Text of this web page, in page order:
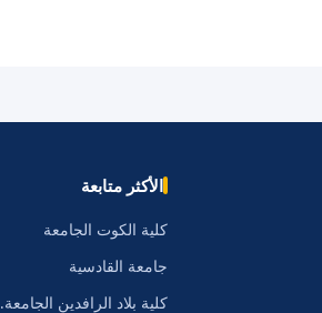
الأكثر متابعة
كلية الكوت الجامعة
جامعة القادسية
كلية بلاد الرافدين الجامعة.